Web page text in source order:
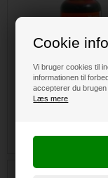
Cookie
Vi bruger cookies til
informationen til
accepterer du brugen
Læs mere
DKK 42,00